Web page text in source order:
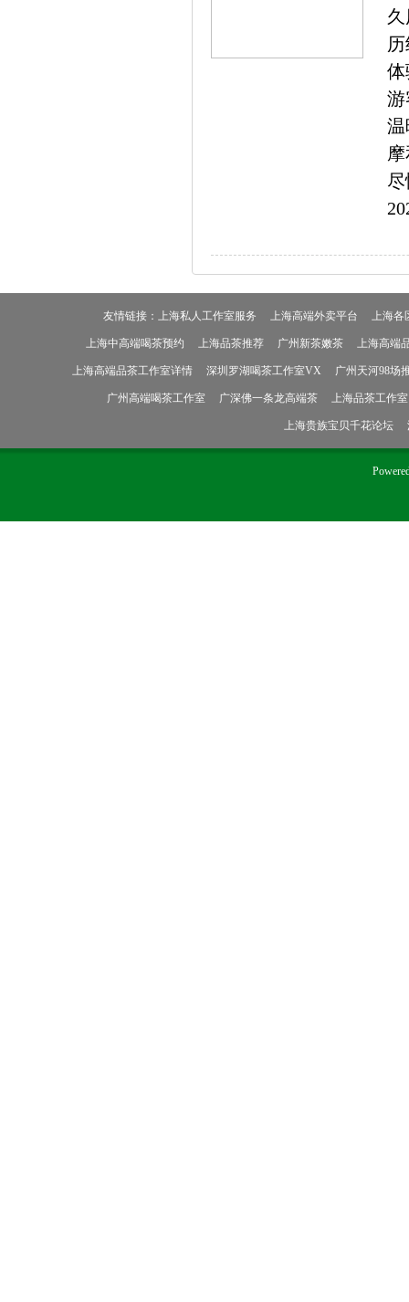
体
游
温
友情链接：上海私人工作室服务 上海高端外卖平台 上海各
上海中高端喝茶预约 上海品茶推荐 广州新茶嫩茶 上海高端
上海高端品茶工作室详情 深圳罗湖喝茶工作室VX 广州天河98场
广州高端喝茶工作室 广深佛一条龙高端茶 上海品茶工作室
上海贵族宝贝千花论坛